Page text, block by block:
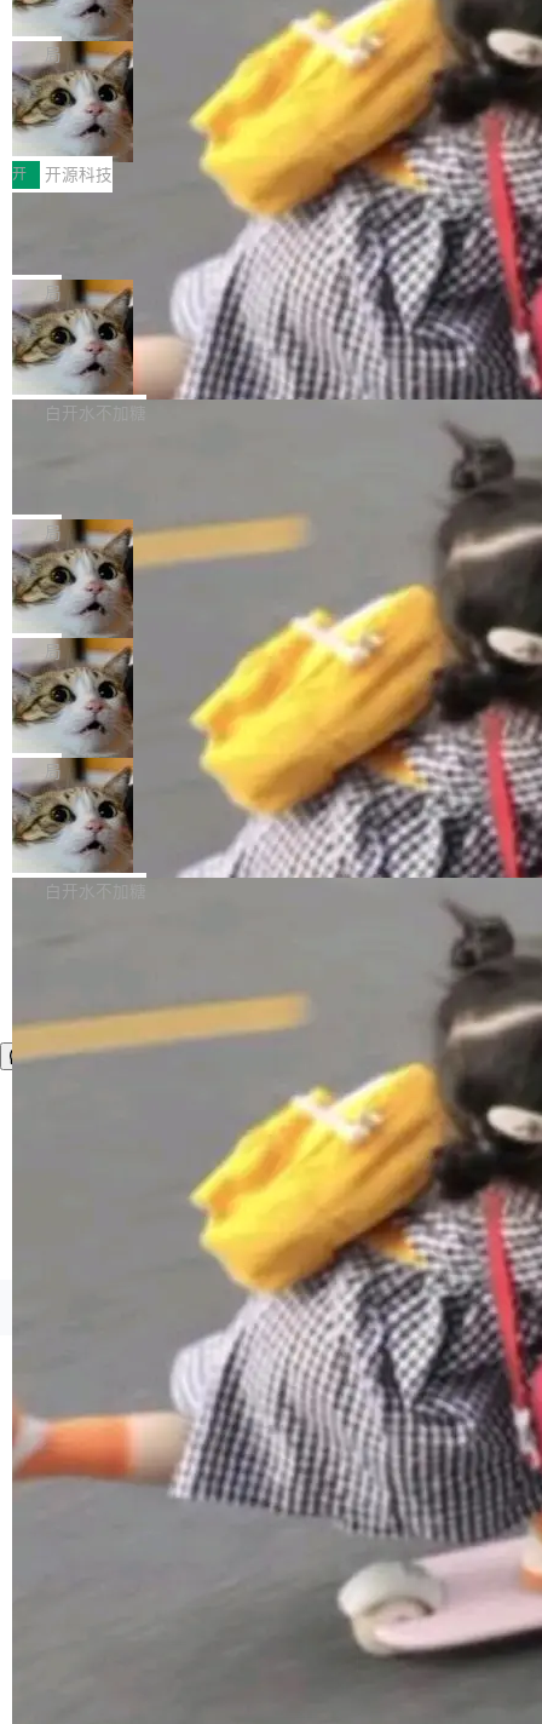
（<a href="https://bugzilla.mozilla.org/show_
bug.cgi?id=204...
orkers 跑了十年 Isolate。用 CEO Matthew Pri
nce 的话说：「我们一生都在用 Isolate 运行代
码，而 AI Agent 不需要容器，它们需要的是 Iso
late。」 容器为什么不合适 容器的问题在于启动
和销毁都太重了。一个 Agent 要执行的任务可能
只需要几毫秒的 CPU 时间，但容器从冷启动到
就绪要花数秒。如果未来有十...
诉讼，称“Apple is getting this wron
g”
上个月，苹果一纸诉状把 OpenAI 告上法庭，指
控其挖角苹果前员工并窃取商业秘密。苹果的诉
状把 OpenAI 描述成一个系统性地从前东家挖
人、套取机密信息的对手。 OpenAI 没发律师
函，也没选择庭外沉默。它在官网贴了一篇博
文，标题只有六个字：Apple is getting this wro
ng。 然后，它把邮件往来和 iMessage 聊天记
录全贴了出来。 他发错人了 苹果外部律师 Gabr
iel Gross 来自 Weil 律所，2 月 23 日下午 5:53
给 OpenAI 总法律顾问 Che Chang 发了封邮
件，附了一封长信，要求 OpenAI 配合调查前苹
果员工带走机密信...
局
HUAWEI MatePad Edge上架WorkBu
ddy鸿蒙PC版，说话就能干活的AI办公
搭子
全能AI工作台WorkBuddy鸿蒙PC版上架HUAWE
I MatePad Edge应用市场，直接下载即可使
用，与鸿蒙电脑上的体验一致。值得一提的是，
这是目前市面上唯一支持平板接入WorkBuddy P
C版的产品，搭载“人机双写”重磅功能——你写
你的，AI写AI的，同屏协作互不干扰。一句话让
AI帮你干活，现在开启全新体验！ 温馨提示：
体验WorkBuddy鸿蒙PC版前，请将 HUAWEI M
atePad Edge 升级至 HarmonyOS 6.1.0.135S
P9 patch03及以上版本。 *升级路径：设置 > 搜
开 开源科技
FFmpeg 9.0 发布：代号“Lei”，以此纪
全球知名开源多媒体框架 FFmpeg 今天正式发
布了 9.0 版本。这个版本除了带来新一代音视频
处理能力和硬件加速支持之外，还有一个特殊之
处：FFmpeg 9.0 的代号是“Lei”。 这个名字，
来自中国开发者雷霄骅（Lei Xiaohua）。 对于
很多中国音视频开发者而言，这个名字并不陌
“启蒙老师”。 而今年，恰好是雷霄骅离世十周
年。FFmpeg 社区最终选择用一个大版本的名
字，留下了这份纪念。 雷霄骅曾是中国传媒大学
数字电视技术方向的博士生，长期从事视频、音
频技...
局
亚马逊成本失控：AI 写代码烧掉 1215
万元，超预算 860%
外媒近日曝光了亚马逊的多份内部报告显示，AI
导致公司在多个项目上超支。《金融时报》报道
编写程序，目标是完成电商平台作者信息与商品
列表的数据匹配 —— 一项常规的数据处理任
务，最终却产生了 180 万美元的账单，实际支出
超出原定预算 860%。 更令人意外的是，该项目
最终并未成功落地，而高额算力消耗持续运行长
达 5 个月，公司直到财务对账时才察觉异常。这
意味着一个无人看管的 AI 程序，在近半年时间
里日夜不停地"烧钱"。 复盘显示，...
白开水不加糖
e CEO Clément Delangue 在 CNBC 的采访里
没有拐弯抹角。他说中国正在赢得 AI 竞赛，而
且按目前的速度，中国 AI 工具预计在今年底或
2027 年就能追上美国前沿实验室的水平。 Dela
ngue 把原因归结为一件事：开放协作。中国的
AI 开发者在一个共享和协作的生态里加速迭代，
而美国模型厂商在"闭门造车"。他的原话是 "buil
ding in silos"——各自为战，互不通气。 这个判
断从他嘴里说出来分量不同。Hugging Face 是
全球最大的开源 AI 平台，上面跑着上百万个模
型。谁在开源赛道上领先，...
局
当 AI agent 把源码变成了最好的扩展系
统，开发者工具必须开源
五年前，David Crawshaw 问过很多软件工程师
一个问题：你写过什么给自己用的程序？答案几
乎都是没有。工程师们整天用别人写的程序写程
序给别人用。偶尔有人自己写个博客系统、智能
家居控制、家庭实验室，都算稀奇事。 Crawsh
aw 是 Shelley 的作者，一个开源 AI coding age
nt。他最近在博客上写了一篇文章，核心论点很
简单：开发者工具必须开源。 理由不是传统的自
由软件情怀，而是一个跟 AI agent 直接相关的
技术判断。 两行 prompt 就能个性化任何软件 C
局
DeepSeek Harness 宣布内测邀请，全
网最大规模开源 Agent 路演现场诞生
一条内测招募帖，发出去的时候大概没人想到它
会变成一场开源 Agent 生态的路演。 8月1日，
DeepSeek Harness 团队负责人崔添翼（tiany
i）在 X 上发帖： 「如果你是 Agent Harness 相
关开源项目的开发者，希望参加 DeepSeek Har
ness 的内测，可以回复或私信联系我。请附上
Harness 负责把能力落到真实环境中——调用工
具、读写文件、管理上下文、处理错误、完成闭
环。崔添翼招人的标...
局
商汤 SenseNova U1.5-Lite-Preview
开源
商汤科技宣布面向社区开源轻量级统一多模态模
型的预览版本 SenseNova U1.5-Lite-Preview。
理解、推理、生成与编辑，还仅以 8B-MoT 的轻
量大小，将能力推进到4K、更精细的真实质感、
更复杂的视觉控制和可持续迭代编辑。 相比 U
1，U1.5-Lite-Preview 在以下方向上带来了显著
提升： 原生支持4K图像生成； 更精细的局部纹
理、细节与真实世界质感； 更准确的中英文文字
生成与复杂版式组织； 更稳定的图...
白开水不加糖
©OSCHINA(OSChina.NET) 京ICP备2025119063号